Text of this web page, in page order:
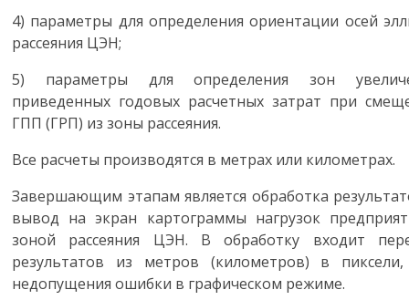
4) параметры для определения ориентации осей
рассеяния ЦЭН;
5)
параметры для определения зон
приведенных годовых расчетных затрат при
ГПП (ГРП) из зоны рассеяния.
Все расчеты производятся в метрах или километрах.
Завершающим этапам является обработка
вывод на экран картограммы нагрузок
зоной рассеяния ЦЭН. В обработку входит
результатов из метров (километров) в
недопущения ошибки в графическом режиме.